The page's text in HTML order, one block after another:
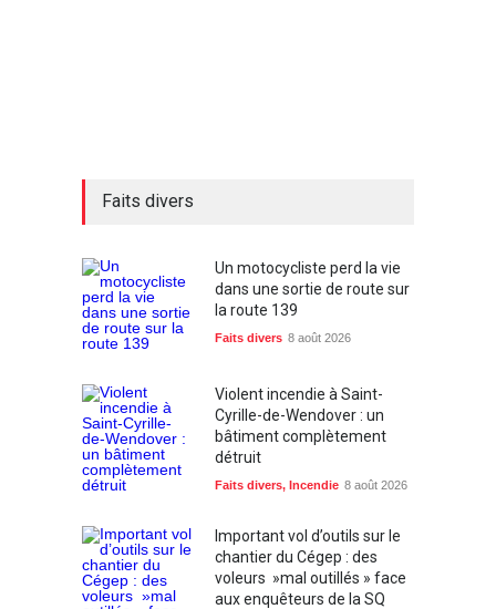
Faits divers
Un motocycliste perd la vie
dans une sortie de route sur
la route 139
Faits divers 8 août 2026
Violent incendie à Saint-
Cyrille-de-Wendover : un
bâtiment complètement
détruit
Faits divers, Incendie 8 août 2026
Important vol d’outils sur le
chantier du Cégep : des
voleurs »mal outillés » face
aux enquêteurs de la SQ